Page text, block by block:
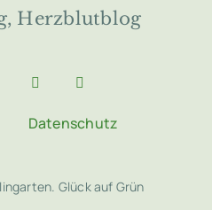
Herzblutblog
Datenschutz
Glück auf Grün